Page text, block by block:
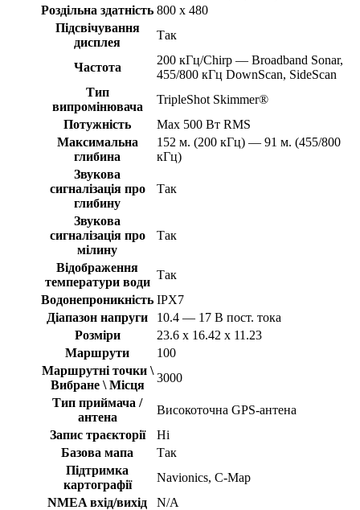
Роздільна здатність 800 x 480
Підсвічування
дисплея
Так
Частота
200 кГц/Chirp — Broadband Sonar,
455/800 кГц DownScan, SideScan
Тип
випромінювача
TripleShot Skimmer®
Потужність
Max 500 Вт RMS
Максимальна
глибина
152 м. (200 кГц) — 91 м. (455/800
кГц)
Звукова
сигналізація про
глибину
Так
Звукова
сигналізація про
мілину
Так
Відображення
температури води
Так
Водонепроникність IPX7
Діапазон напруги
10.4 — 17 В пост. тока
Розміри
23.6 x 16.42 x 11.23
Маршрути
100
Маршрутні точки \
Вибране \ Місця
3000
Тип приймача /
антена
Високоточна GPS-антена
Запис траєкторії
Ні
Базова мапа
Так
Підтримка
картографії
Navionics, С-Map
NMEA вхід/вихід
N/A